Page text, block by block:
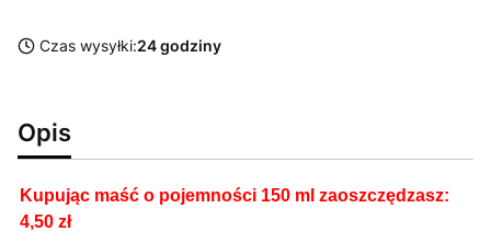
Czas wysyłki:24 godziny
Opis
Kupując maść o pojemności 150 ml zaoszczędzasz:
4,50 zł